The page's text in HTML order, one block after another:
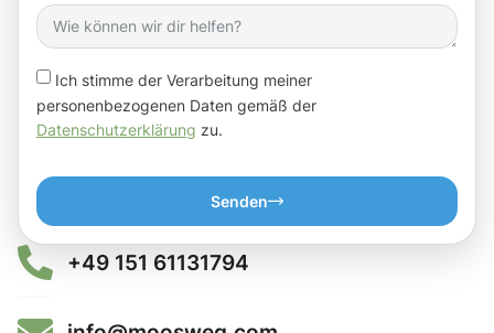
Ich stimme der Verarbeitung meiner
personenbezogenen Daten gemäß der
Datenschutzerklärung zu.
Senden
+49 151 61131794